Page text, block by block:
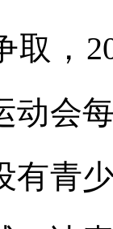
取，
动会
有青